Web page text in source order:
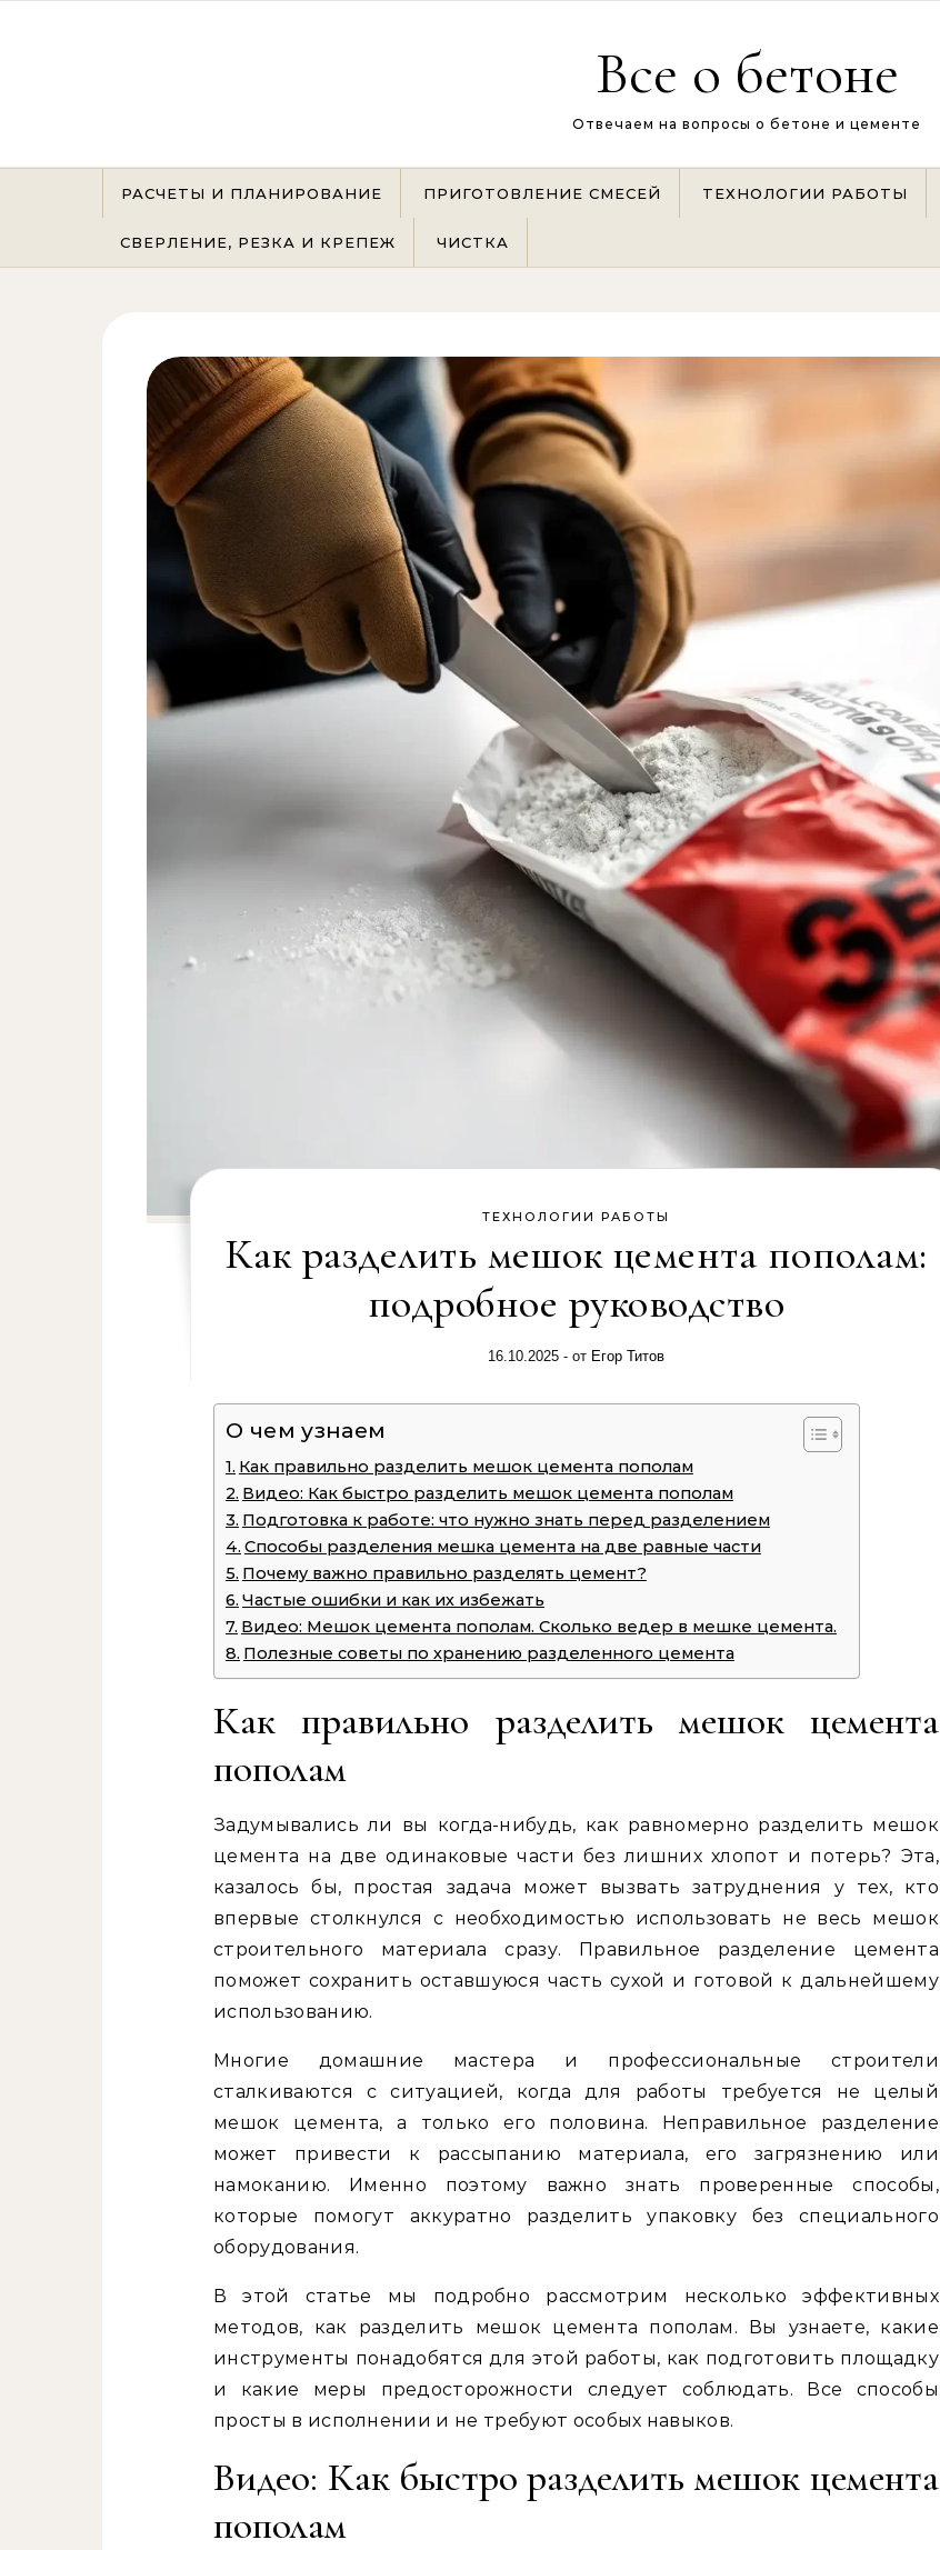
Все о бетоне
Отвечаем на вопросы о бетоне и цементе
РАСЧЕТЫ И ПЛАНИРОВАНИЕ ПРИГОТОВЛЕНИЕ СМЕСЕЙ ТЕХНОЛОГИИ РАБОТЫ
СВЕРЛЕНИЕ, РЕЗКА И КРЕПЕЖ ЧИСТКА
ТЕХНОЛОГИИ РАБОТЫ
Как разделить мешок цемента пополам:
подробное руководство
16.10.2025 - от Егор Титов
О чем узнаем
Как правильно разделить мешок цемента пополам
Видео: Как быстро разделить мешок цемента пополам
Подготовка к работе: что нужно знать перед разделением
Способы разделения мешка цемента на две равные части
Почему важно правильно разделять цемент?
Частые ошибки и как их избежать
Видео: Мешок цемента пополам. Сколько ведер в мешке цемента.
Полезные советы по хранению разделенного цемента
Как правильно разделить мешок цемента
пополам
Задумывались ли вы когда-нибудь, как равномерно разделить мешок
цемента на две одинаковые части без лишних хлопот и потерь? Эта,
казалось бы, простая задача может вызвать затруднения у тех, кто
впервые столкнулся с необходимостью использовать не весь мешок
строительного материала сразу. Правильное разделение цемента
поможет сохранить оставшуюся часть сухой и готовой к дальнейшему
использованию.
Многие домашние мастера и профессиональные строители
сталкиваются с ситуацией, когда для работы требуется не целый
мешок цемента, а только его половина. Неправильное разделение
может привести к рассыпанию материала, его загрязнению или
намоканию. Именно поэтому важно знать проверенные способы,
которые помогут аккуратно разделить упаковку без специального
оборудования.
В этой статье мы подробно рассмотрим несколько эффективных
методов, как разделить мешок цемента пополам. Вы узнаете, какие
инструменты понадобятся для этой работы, как подготовить площадку
и какие меры предосторожности следует соблюдать. Все способы
просты в исполнении и не требуют особых навыков.
Видео: Как быстро разделить мешок цемента
пополам